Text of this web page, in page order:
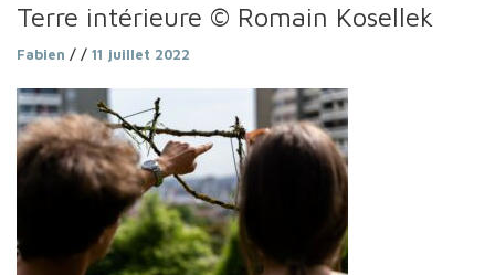
Terre intérieure © Romain Kosellek
Fabien / / 11 juillet 2022